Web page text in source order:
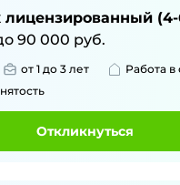
(4-
90 000 руб.
от 1 до 3 лет
Работа в
Откликнуться